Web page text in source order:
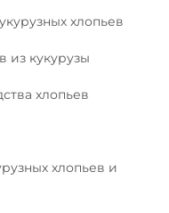
хлопьев
из кукурузы
хлопьев
хлопьев и